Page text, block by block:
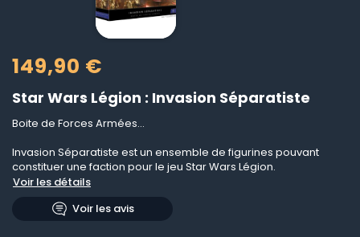
149,90 €
Star Wars Légion : Invasion Séparatiste
Boite de Forces Armées...
Invasion Séparatiste est un ensemble de figurines pouvant
constituer une faction pour le jeu Star Wars Légion.
Voir les détails
Voir les avis